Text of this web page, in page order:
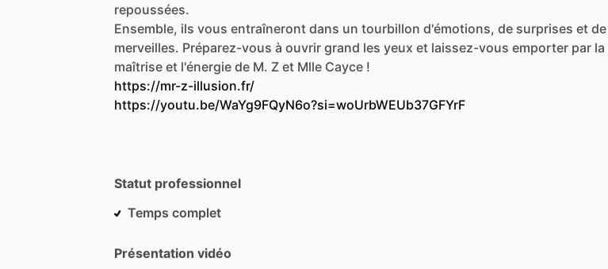
repoussées.
Ensemble, ils vous entraîneront dans un tourbillon d'émotions, de surprises et de
merveilles. Préparez-vous à ouvrir grand les yeux et laissez-vous emporter par la
maîtrise et l'énergie de M. Z et Mlle Cayce !
https://mr-z-illusion.fr/
https://youtu.be/WaYg9FQyN6o?si=woUrbWEUb37GFYrF
Statut professionnel
Temps complet
Présentation vidéo